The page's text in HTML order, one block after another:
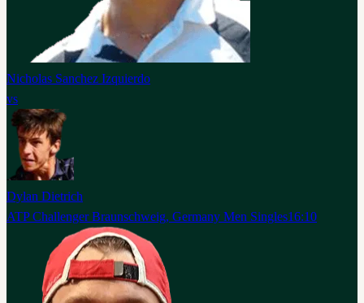
Nicholas Sanchez Izquierdo
vs
Dylan Dietrich
ATP Challenger Braunschweig, Germany Men Singles16:10